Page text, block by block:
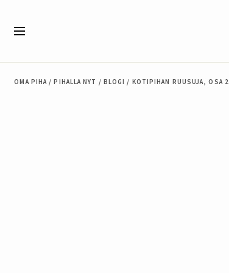
OMA PIHA / PIHALLA NYT / BLOGI / KOTIPIHAN RUUSUJA, OSA 2